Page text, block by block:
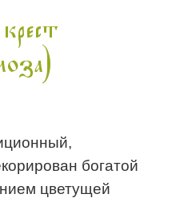
богатой
цветущей